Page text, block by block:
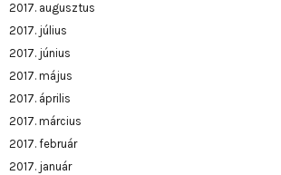
2017. augusztus
2017. július
2017. június
2017. május
2017. április
2017. március
2017. február
2017. január